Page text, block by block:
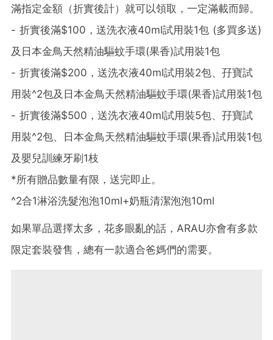
滿指定金額（折實後計）就可以領取，一定滿載而歸。
- 折實後滿$100，送洗衣液40ml試用裝1包 (多買多送)
及日本金鳥天然精油驅蚊手環(果香)試用裝1包
- 折實後滿$200，送洗衣液40ml試用裝2包、孖寶試
用裝^2包及日本金鳥天然精油驅蚊手環(果香)試用裝1包
- 折實後滿$500，送洗衣液40ml試用裝5包、孖寶試
用裝^2包、日本金鳥天然精油驅蚊手環(果香)試用裝1包
及嬰兒訓練牙刷1枝
*所有贈品數量有限，送完即止。
^2合1淋浴洗髮泡泡10ml+奶瓶清潔泡泡10ml
如果單品選擇太多，花多眼亂的話，ARAU亦會有多款
限定套裝發售，總有一款適合爸媽們的需要。